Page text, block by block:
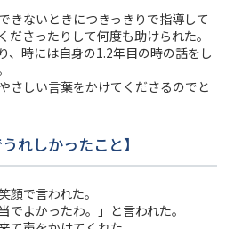
きないときにつきっきりで指導して
ださったりして何度も助けられた。
、時には自身の1.2年目の時の話をし
さしい言葉をかけてくださるのでと
れしかったこと】
顔で言われた。
よかったわ。」と言われた。